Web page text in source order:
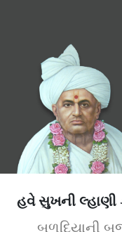
હવે સુખની લ્હાણી
બળદિયાની